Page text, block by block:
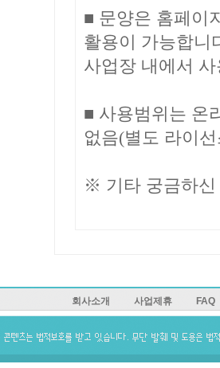
■ 문양은 홈페이
활용이 가능합니
사업장 내에서
■ 사용범위는 온
없음(별도 라이
※ 기타 궁금하
회사소개 사업제휴 FAQ